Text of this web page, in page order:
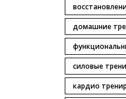
домашние
силовые
кардио